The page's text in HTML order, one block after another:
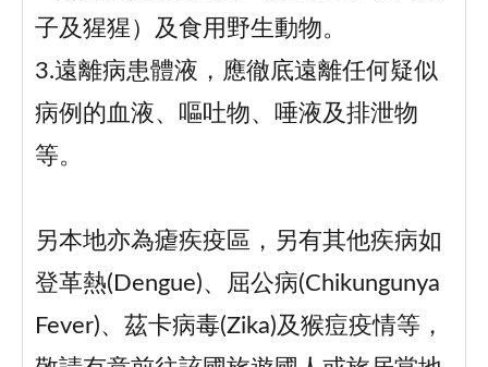
子及猩猩）及食用野生動物。
3.遠離病患體液，應徹底遠離任何疑似
病例的血液、嘔吐物、唾液及排泄物
等。
另本地亦為瘧疾疫區，另有其他疾病如
登革熱(Dengue)、屈公病(Chikungunya
Fever)、茲卡病毒(Zika)及猴痘疫情等，